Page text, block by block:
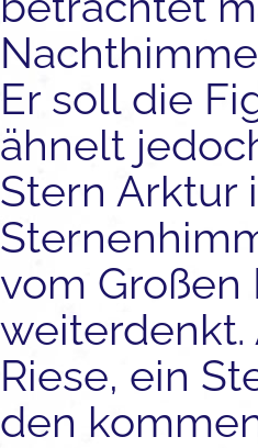
Er soll die
ähnelt
Stern Arktur
vom
weiterdenkt.
Riese, ein
den